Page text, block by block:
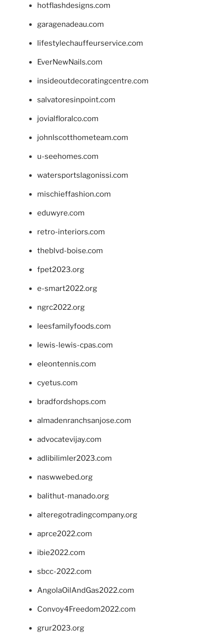
hotflashdesigns.com
garagenadeau.com
lifestylechauffeurservice.com
EverNewNails.com
insideoutdecoratingcentre.com
salvatoresinpoint.com
jovialfloralco.com
johnlscotthometeam.com
u-seehomes.com
watersportslagonissi.com
mischieffashion.com
eduwyre.com
retro-interiors.com
theblvd-boise.com
fpet2023.org
e-smart2022.org
ngrc2022.org
leesfamilyfoods.com
lewis-lewis-cpas.com
eleontennis.com
cyetus.com
bradfordshops.com
almadenranchsanjose.com
advocatevijay.com
adlibilimler2023.com
naswwebed.org
balithut-manado.org
alteregotradingcompany.org
aprce2022.com
ibie2022.com
sbcc-2022.com
AngolaOilAndGas2022.com
Convoy4Freedom2022.com
grur2023.org